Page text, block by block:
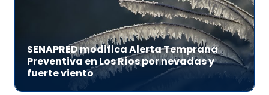
SENAPRED modifica Alerta Temprana
Preventiva en Los Ríos por nevadas y
fuerte viento